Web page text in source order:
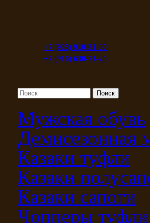
+7 (925) 910-31-00
+7 (916) 630-71-25
Мужская обувь
Демисезонная
Казаки туфли
Казаки
Казаки сапоги
Чопперы туфли